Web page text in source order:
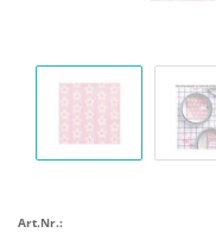
Art.Nr.: